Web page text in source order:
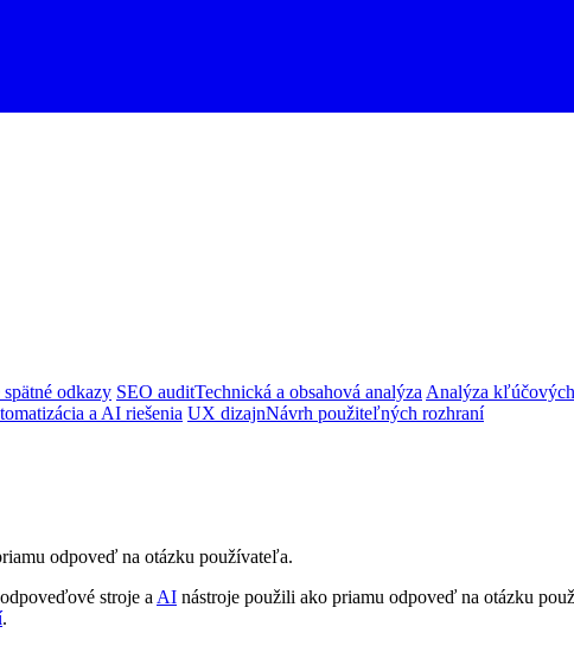
odkazy SEO auditTechnická a obsahová analýza Analýza
a AI riešenia UX dizajnNávrh použiteľných rozhraní
odpoveď na otázku používateľa.
stroje a AI nástroje použili ako priamu odpoveď na otázku
.